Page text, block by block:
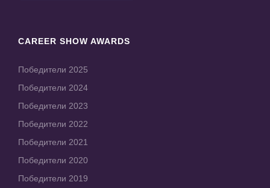
CAREER SHOW AWARDS
Победители 2025
Победители 2024
Победители 2023
Победители 2022
Победители 2021
Победители 2020
Победители 2019